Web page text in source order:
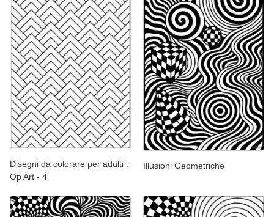
Disegni da colorare per adulti :
Op Art - 4
Illusioni Geometriche